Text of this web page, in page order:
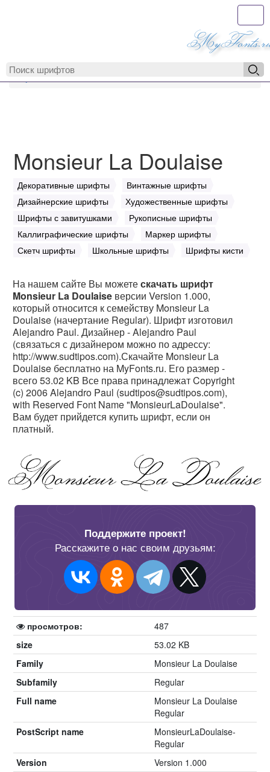
MyFonts.ru
Monsieur La Doulaise
Декоративные шрифты
Винтажные шрифты
Дизайнерские шрифты
Художественные шрифты
Шрифты с завитушками
Рукописные шрифты
Каллиграфические шрифты
Маркер шрифты
Скетч шрифты
Школьные шрифты Шрифты кисти
На нашем сайте Вы можетескачать шрифт
Monsieur La Doulaise версии Version 1.000,
который относится к семейству Monsieur La
Doulaise (начертание Regular). Шрифт изготовил
Alejandro Paul. Дизайнер - Alejandro Paul
(связаться с дизайнером можно по адрессу:
http://www.sudtipos.com).Скачайте Monsieur La
Doulaise бесплатно на MyFonts.ru. Его размер -
всего 53.02 KB Все права принадлежат Copyright
(c) 2006 Alejandro Paul (sudtipos@sudtipos.com),
with Reserved Font Name "MonsieurLaDoulaise".
Вам будет прийдется купить шрифт, если он
платный.
Поддержите проект!
Расскажите о нас своим друзьям:
просмотров:
487
size
53.02 KB
Family
Monsieur La Doulaise
Subfamily
Regular
Full name
Monsieur La Doulaise
Regular
PostScript name
MonsieurLaDoulaise-
Regular
Version
Version 1.000